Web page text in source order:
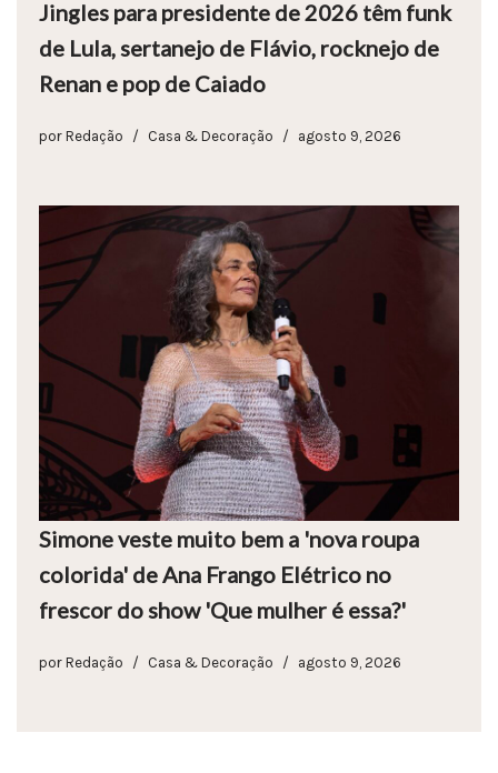
Jingles para presidente de 2026 têm funk
de Lula, sertanejo de Flávio, rocknejo de
Renan e pop de Caiado
por Redação Casa & Decoração agosto 9, 2026
Simone veste muito bem a 'nova roupa
colorida' de Ana Frango Elétrico no
frescor do show 'Que mulher é essa?'
por Redação Casa & Decoração agosto 9, 2026